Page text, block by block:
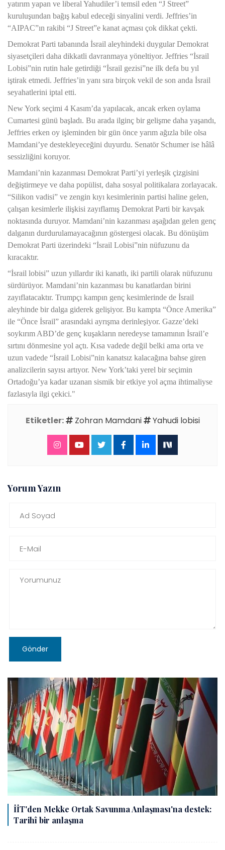
yatırım yapan ve liberal Yahudiler’i temsil eden “J Street”
kuruluşundan bağış kabul edeceği sinyalini verdi. Jeffries’in
“AIPAC”ın rakibi “J Street”e kanat açması çok dikkat çekti.
Demokrat Parti tabanında İsrail aleyhindeki duygular Demokrat
siyasetçileri daha dikkatli davranmaya yöneltiyor. Jeffries “İsrail
Lobisi”nin rutin hale getirdiği “İsrail gezisi”ne ilk defa bu yıl
iştirak etmedi. Jeffries’in yanı sıra birçok vekil de son anda İsrail
seyahatlerini iptal etti.
New York seçimi 4 Kasım’da yapılacak, ancak erken oylama
Cumartesi günü başladı. Bu arada ilginç bir gelişme daha yaşandı,
Jeffries erken oy işleminden bir gün önce yarım ağızla bile olsa
Mamdani’ye destekleyeceğini duyurdu. Senatör Schumer ise hâlâ
sessizliğini koruyor.
Mamdani’nin kazanması Demokrat Parti’yi yerleşik çizgisini
değiştirmeye ve daha popülist, daha sosyal politikalara zorlayacak.
“Silikon vadisi” ve zengin kıyı kesimlerinin partisi haline gelen,
çalışan kesimlerle ilişkisi zayıflamış Demokrat Parti bir kavşak
noktasında duruyor. Mamdani’nin kazanması aşağıdan gelen genç
dalganın durdurulamayacağının göstergesi olacak. Bu dönüşüm
Demokrat Parti üzerindeki “İsrail Lobisi”nin nüfuzunu da
kıracaktır.
“İsrail lobisi” uzun yıllardır iki kanatlı, iki partili olarak nüfuzunu
sürdürüyor. Mamdani’nin kazanması bu kanatlardan birini
zayıflatacaktır. Trumpçı kampın genç kesimlerinde de İsrail
aleyhinde bir dalga giderek gelişiyor. Bu kampta “Önce Amerika”
ile “Önce İsrail” arasındaki ayrışma derinleşiyor. Gazze’deki
soykırım ABD’de genç kuşakların neredeyse tamamının İsrail’e
sırtını dönmesine yol açtı. Kısa vadede değil belki ama orta ve
uzun vadede “İsrail Lobisi”nin kanatsız kalacağına bahse giren
analizcilerin sayısı artıyor. New York’taki yerel bir seçimin
Ortadoğu’ya kadar uzanan sismik bir etkiye yol açma ihtimaliyse
fazlasıyla ilgi çekici."
Etiketler: Zohran Mamdani Yahudi lobisi
Yorum Yazın
Gönder
İİT'den Mekke Ortak Savunma Anlaşması'na destek:
Tarihî bir anlaşma